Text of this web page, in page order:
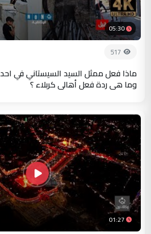
05:30
517
ماذا فعل ممثل السيد السيستاني في
وما هي ردة فعل أهالي كربلاء ؟
01:27